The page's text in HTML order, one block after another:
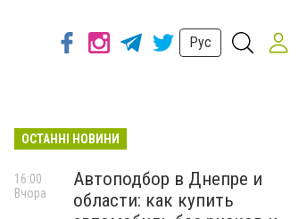
Рус
ОСТАННІ НОВИНИ
Автоподбор в Днепре и
области: как купить
16:00
Вчора